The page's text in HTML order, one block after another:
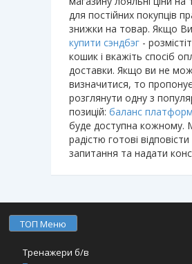
для постійних покупців
знижки на товар. Якщо
купити сэндбэг -
кошик і вкажіть спосіб
доставки. Якщо ви не
визначитися, то
розглянути одну з
позицій: баланс
буде доступна кожному.
радістю готові
запитання та надати
ТОП Меню
Тренажери б/в